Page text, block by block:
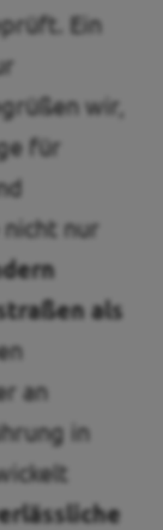
Ein
wir,
für
nur
als
an
in